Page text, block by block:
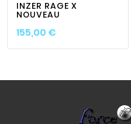
INZER RAGE X
NOUVEAU
155,00 €